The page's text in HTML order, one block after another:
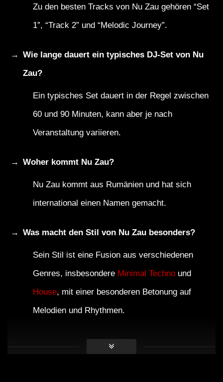
Zu den besten Tracks von Nu Zau gehören “Set
1”, “Track 2” und “Melodic Journey”.
Wie lange dauert ein typisches DJ-Set von Nu
Zau?
Ein typisches Set dauert in der Regel zwischen
60 und 90 Minuten, kann aber je nach
Veranstaltung variieren.
Woher kommt Nu Zau?
Nu Zau kommt aus Rumänien und hat sich
international einen Namen gemacht.
Was macht den Stil von Nu Zau besonders?
Sein Stil ist eine Fusion aus verschiedenen
Genres, insbesondere Minimal Techno und
House, mit einer besonderen Betonung auf
Melodien und Rhythmen.
Könnte ich Nu Zau bei anderen Festivals sehen?